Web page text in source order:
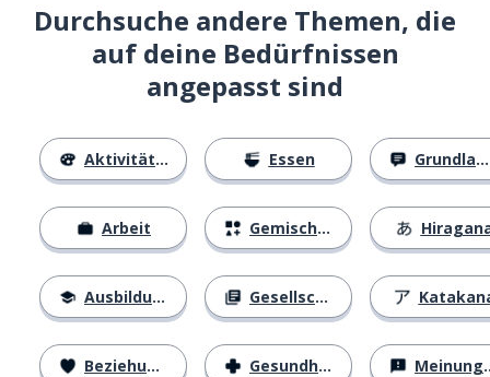
Durchsuche andere Themen, die
auf deine Bedürfnissen
angepasst sind
Aktivitäten
Arbeit
Ausbildung
Beziehungen
Essen
Gemischtes
Gesellschaft
Gesundheit
Grundlagen
Meinungen